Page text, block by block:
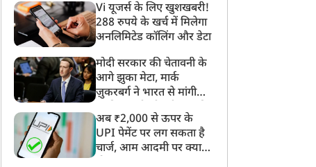
गया
Vi यूजर्स के लिए खुशखबरी!
288 रुपये के खर्च में मिलेगा
अनलिमिटेड कॉलिंग और डेटा
मोदी सरकार की चेतावनी के
आगे झुका मेटा, मार्क
ज़ुकरबर्ग ने भारत से मांगी
अब ₹2,000 से ऊपर के
UPI पेमेंट पर लग सकता है
चार्ज, आम आदमी पर क्या